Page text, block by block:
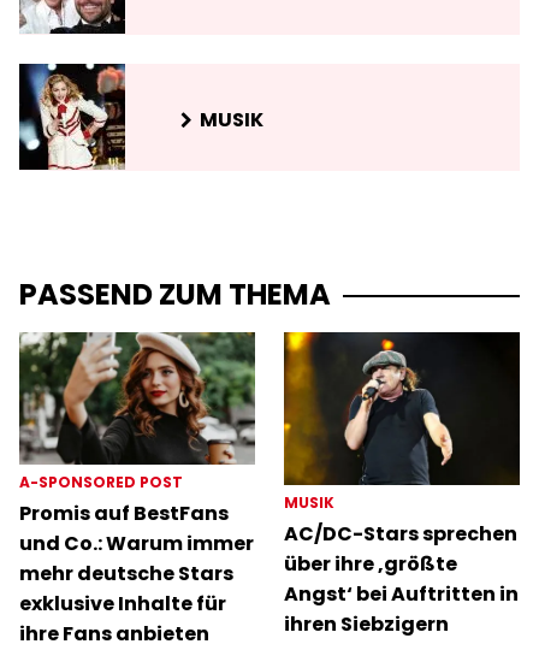
MUSIK
PASSEND ZUM THEMA
A-SPONSORED POST
Promis auf BestFans
und Co.: Warum immer
mehr deutsche Stars
exklusive Inhalte für
ihre Fans anbieten
MUSIK
AC/DC-Stars sprechen
über ihre ‚größte
Angst‘ bei Auftritten in
ihren Siebzigern